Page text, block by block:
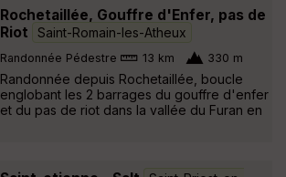
Rochetaillée, Gouffre d'Enfer, pas de
Riot
Saint-Romain-les-Atheux
Randonnée Pédestre 13 km 330 m
Randonnée depuis Rochetaillée, boucle
englobant les 2 barrages du gouffre d'enfer
et du pas de riot dans la vallée du Furan en